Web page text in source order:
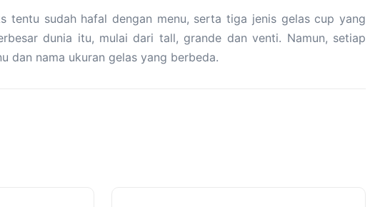
tentu sudah hafal dengan menu, serta tiga jenis gelas cup yang
dunia itu, mulai dari tall, grande dan venti. Namun, setiap
dan nama ukuran gelas yang berbeda.